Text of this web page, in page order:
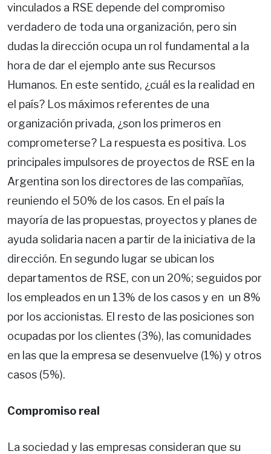
vinculados a RSE depende del compromiso
verdadero de toda una organización, pero sin
dudas la dirección ocupa un rol fundamental a la
hora de dar el ejemplo ante sus Recursos
Humanos. En este sentido, ¿cuál es la realidad en
el país? Los máximos referentes de una
organización privada, ¿son los primeros en
comprometerse? La respuesta es positiva. Los
principales impulsores de proyectos de RSE en la
Argentina son los directores de las compañías,
reuniendo el 50% de los casos. En el país la
mayoría de las propuestas, proyectos y planes de
ayuda solidaria nacen a partir de la iniciativa de la
dirección. En segundo lugar se ubican los
departamentos de RSE, con un 20%; seguidos por
los empleados en un 13% de los casos y en un 8%
por los accionistas. El resto de las posiciones son
ocupadas por los clientes (3%), las comunidades
en las que la empresa se desenvuelve (1%) y otros
casos (5%).
Compromiso real
La sociedad y las empresas consideran que su